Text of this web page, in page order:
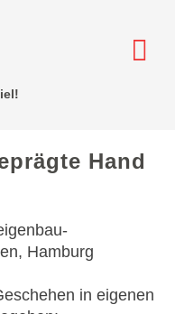
Hand
Hamburg
in eigenen